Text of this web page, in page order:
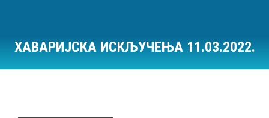
ХАВАРИЈСКА ИСКЉУЧЕЊА 11.03.2022.